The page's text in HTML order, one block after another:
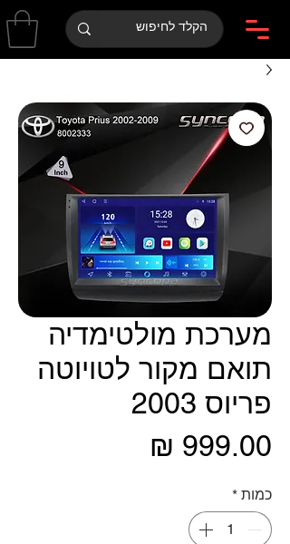
מערכת מולטימדיה
תואם מקור לטויוטה
פריוס 2003
כמות *